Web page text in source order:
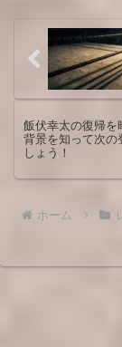
飯伏幸太の復帰を
背景を知って次の
しょう！
ホーム